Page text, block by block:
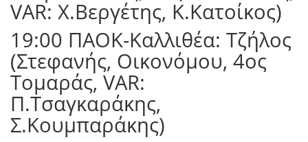
VAR: Χ.Βεργέτης, Κ.Κατοίκος)
19:00 ΠΑΟΚ-Καλλιθέα: Τζήλος
(Στεφανής, Οικονόμου, 4ος
Τομαράς, VAR:
Π.Τσαγκαράκης,
Σ.Κουμπαράκης)